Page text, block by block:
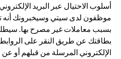
أسلوب الاحتيال عبر البريد
موظفون لدى سيتي وسيخبرونك أنه
بسبب معاملات غير مصرح بها.
بطاقتك عن طريق النقر على
الإلكتروني المرسلة من قبلهم أو